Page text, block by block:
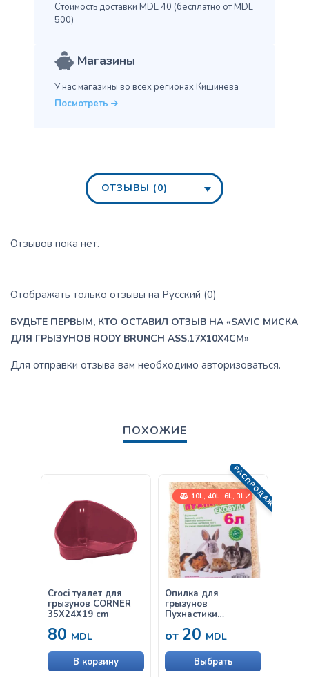
Стоимость доставки MDL 40 (бесплатно от MDL
500)
Магазины
У нас магазины во всех регионах Кишинева
Посмотреть
ОТЗЫВЫ (0)
Отзывов пока нет.
Отображать только отзывы на Русский (0)
БУДЬТЕ ПЕРВЫМ, КТО ОСТАВИЛ ОТЗЫВ НА «SAVIC МИСКА
ДЛЯ ГРЫЗУНОВ RODY BRUNCH ASS.17X10X4CM»
Для отправки отзыва вам необходимо авторизоваться.
ПОХОЖИЕ
Croci туалет для
грызунов CORNER
35X24X19 cm
80 MDL
В корзину
10L, 40L, 6L, 3LР
А
С
П
Р
О
Д
А
Ж
А
!
Опилка для
грызунов
Пухнастики
от 20 MDL
Выбрать